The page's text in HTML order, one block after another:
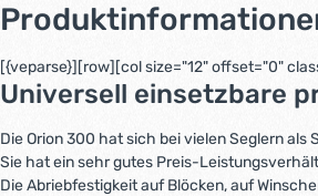
[{veparse}][row][col size="12" offset="0"
Universell einsetzbare
Die Orion 300 hat sich bei vielen Seglern
Sie hat ein sehr gutes Preis-
Die Abriebfestigkeit auf Blöcken, auf